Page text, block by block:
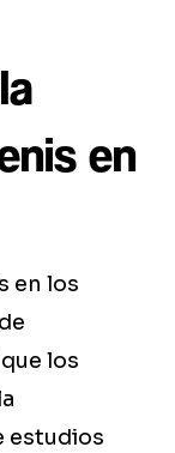
en
en los
los
estudios